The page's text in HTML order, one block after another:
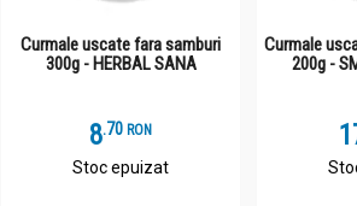
Curmale uscate fara samburi
300g - HERBAL SANA
8.7 RON
Stoc epuizat
Curmale
200g -